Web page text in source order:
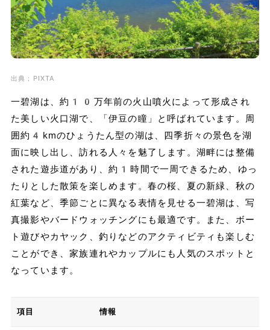
出典；PIXTA
一碧湖は、約10万年前の火山噴火によって形成され
た美しい火口湖で、「伊豆の瞳」と呼ばれています。周
囲約4kmのひょうたん型の湖は、四季折々の景色を湖
面に映し出し、訪れる人々を魅了します。湖畔には整備
された遊歩道があり、約1時間で一周できるため、ゆっ
たりとした散策を楽しめます。春の桜、夏の新緑、秋の
紅葉など、季節ごとに異なる表情を見せる一碧湖は、写
真撮影やバードウォッチングにも最適です。また、ボー
ト遊びやカヤック、釣りなどのアクティビティも楽しむ
ことができ、家族連れやカップルにも人気のスポットと
なっています。
項目 情報